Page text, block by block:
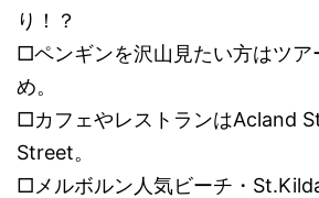
り！？
□ペンギンを沢山見たい方はツア
め。
□カフェやレストランはAcland
Street。
□メルボルン人気ビーチ・